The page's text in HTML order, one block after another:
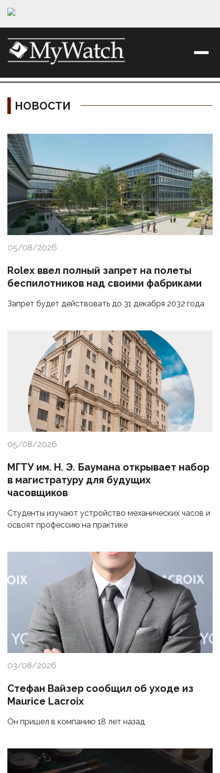
НОВОСТИ
Материалы
05/08/2026
Rolex ввел полный запрет на полеты
беспилотников над своими фабриками
Запрет будет действовать до 31 декабря 2032 года
05/08/2026
МГТУ им. Н. Э. Баумана открывает набор
в магистратуру для будущих
часовщиков
Студенты изучают устройство механических часов и
освоят профессию на практике
03/08/2026
Стефан Вайзер сообщил об уходе из
Maurice Lacroix
Он пришел в компанию 18 лет назад